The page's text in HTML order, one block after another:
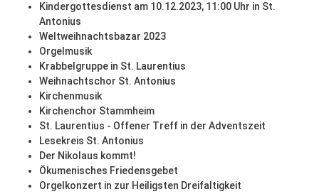
Kindergottesdienst am 10.12.2023, 11:00 Uhr in St.
Antonius
Weltweihnachtsbazar 2023
Orgelmusik
Krabbelgruppe in St. Laurentius
Weihnachtschor St. Antonius
Kirchenmusik
Kirchenchor Stammheim
St. Laurentius - Offener Treff in der Adventszeit
Lesekreis St. Antonius
Der Nikolaus kommt!
Ökumenisches Friedensgebet
Orgelkonzert in zur Heiligsten Dreifaltigkeit